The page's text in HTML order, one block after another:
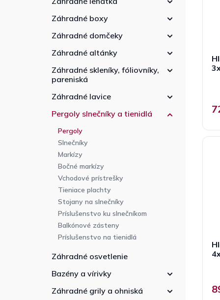
Záhradné boxy
Záhradné domčeky
Záhradné altánky
Záhradné skleníky, fóliovníky,
pareniská
Záhradné lavice
Pergoly slnečníky a tienidlá
Pergoly
Slnečníky
Markízy
Bočné markízy
Vchodové prístrešky
Tieniace plachty
Stojany na slnečníky
Príslušenstvo ku slnečníkom
Balkónové zásteny
Príslušenstvo na tienidlá
Záhradné osvetlenie
Bazény a vírivky
Záhradné grily a ohniská